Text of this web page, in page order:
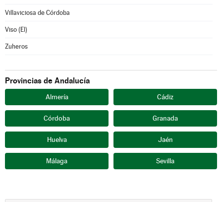
Villaviciosa de Córdoba
Viso (El)
Zuheros
Provincias de Andalucía
Almería Cádiz
Córdoba Granada
Huelva Jaén
Málaga Sevilla